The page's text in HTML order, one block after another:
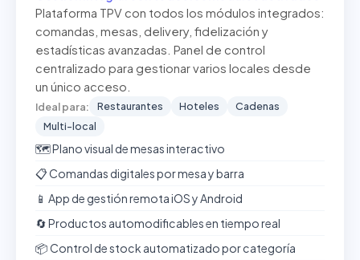
Plataforma TPV con todos los módulos integrados:
comandas, mesas, delivery, fidelización y
estadísticas avanzadas. Panel de control
centralizado para gestionar varios locales desde
un único acceso.
Ideal para: Restaurantes Hoteles
Cadenas
Multi-local
🗺️ Plano visual de mesas interactivo
📋 Comandas digitales por mesa y barra
📱 App de gestión remota iOS y Android
🔄 Productos automodificables en tiempo real
📦 Control de stock automatizado por categoría